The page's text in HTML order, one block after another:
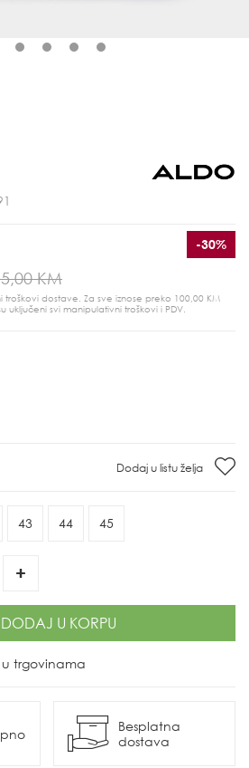
KM
-30%
troškovi dostave. Za sve iznose preko 100,00 KM
uključeni svi manipulativni troškovi i PDV.
Dodaj u listu želja
43 44 45
+
DODAJ U KORPU
u trgovinama
Besplatna
dostava